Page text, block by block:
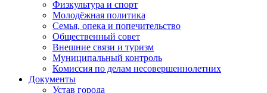
Физкультура и спорт
Молодёжная политика
Семья, опека и попечительство
Общественный совет
Внешние связи и туризм
Муниципальный контроль
Комиссия по делам несовершеннолетних
Документы
Устав города